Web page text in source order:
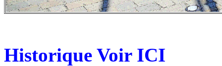
Historique Voir ICI